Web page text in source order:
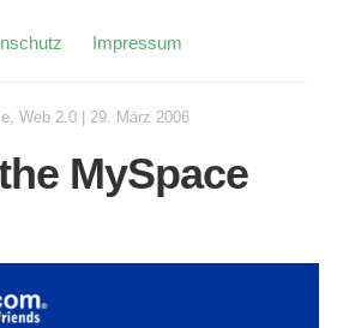
Impressum
, Web 2.0 29. März 2006
MySpace